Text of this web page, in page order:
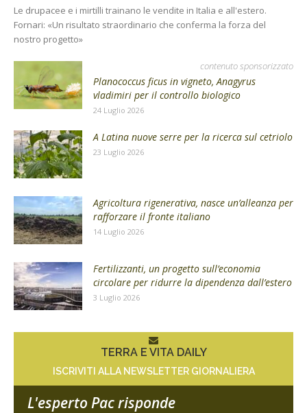
Le drupacee e i mirtilli trainano le vendite in Italia e all'estero.
Fornari: «Un risultato straordinario che conferma la forza del
nostro progetto»
contenuto sponsorizzato
Planococcus ficus in vigneto, Anagyrus
vladimiri per il controllo biologico
24 Luglio 2026
A Latina nuove serre per la ricerca sul cetriolo
23 Luglio 2026
Agricoltura rigenerativa, nasce un’alleanza per
rafforzare il fronte italiano
14 Luglio 2026
Fertilizzanti, un progetto sull’economia
circolare per ridurre la dipendenza dall’estero
3 Luglio 2026
TERRA E VITA DAILY
ISCRIVITI ALLA NEWSLETTER GIORNALIERA
L'esperto Pac risponde